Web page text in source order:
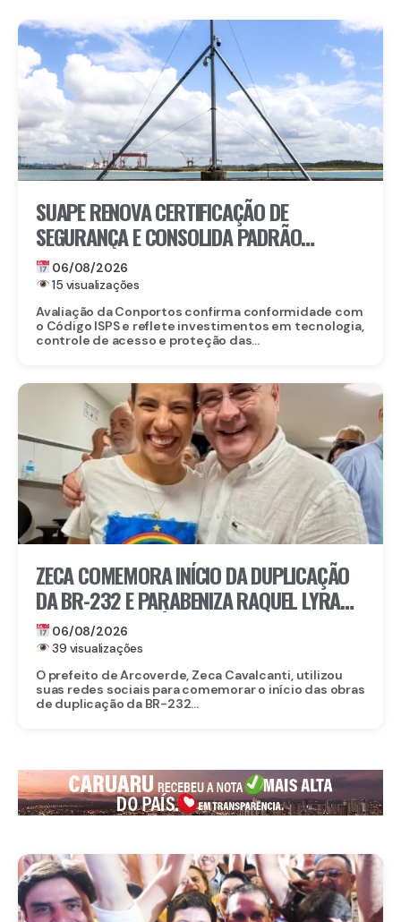
SUAPE RENOVA CERTIFICAÇÃO DE
SEGURANÇA E CONSOLIDA PADRÃO
INTERNACIONAL
06/08/2026
15 visualizações
Avaliação da Conportos confirma conformidade com
o Código ISPS e reflete investimentos em tecnologia,
controle de acesso e proteção das...
ZECA COMEMORA INÍCIO DA DUPLICAÇÃO
DA BR-232 E PARABENIZA RAQUEL LYRA
POR OBRA HISTÓRICA PARA O INTERIOR
06/08/2026
39 visualizações
O prefeito de Arcoverde, Zeca Cavalcanti, utilizou
suas redes sociais para comemorar o início das obras
de duplicação da BR-232...